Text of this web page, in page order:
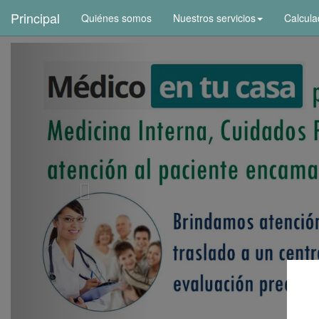
Principal Quiénes somos Nuestros servicios